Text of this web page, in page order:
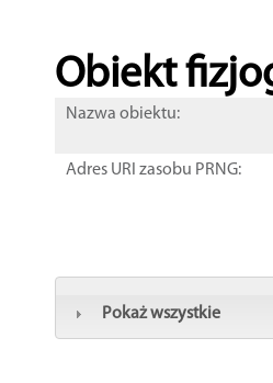
Obiekt
Nazwa obiektu:
Adres URI zasobu PRNG:
Pokaż wszystkie